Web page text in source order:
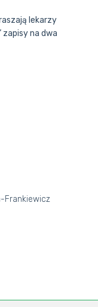
lekarzy
na dwa
Frankiewicz